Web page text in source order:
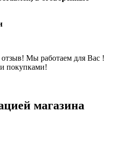
Мы работаем для Вас !
покупками!
магазина